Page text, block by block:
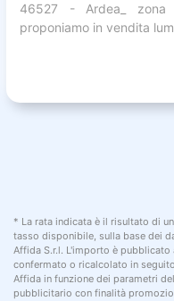
46527 - Ardea_ zona
proponiamo in vendita
* La rata indicata è il risultato di
tasso disponibile, sulla base dei
Affida S.r.l. L'importo è
confermato o ricalcolato in
Affida in funzione dei parametri
pubblicitario con finalità